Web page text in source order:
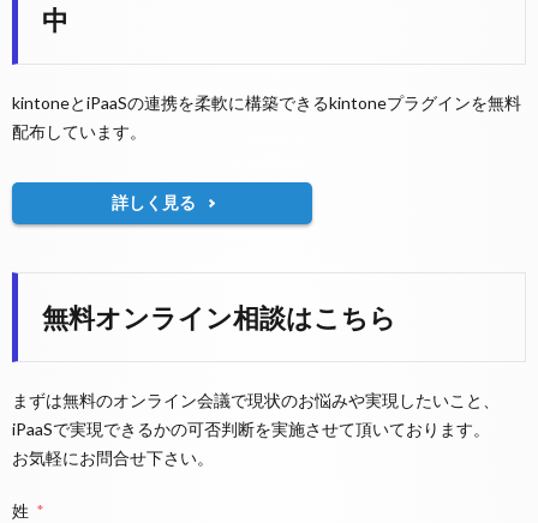
中
kintoneとiPaaSの連携を柔軟に構築できるkintoneプラグインを無料
配布しています。
詳しく見る
無料オンライン相談はこちら
まずは無料のオンライン会議で現状のお悩みや実現したいこと、
iPaaSで実現できるかの可否判断を実施させて頂いております。
お気軽にお問合せ下さい。
姓